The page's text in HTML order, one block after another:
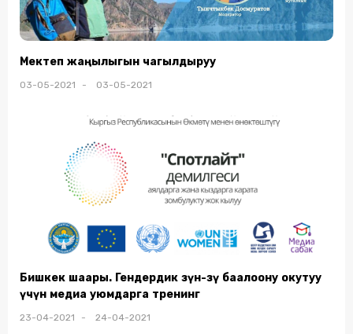
Мектеп жаңылыгын чагылдыруу
03-05-2021 - 03-05-2021
Бишкек шаары. Гендердик өзүн-өзү баалоону окутуу
үчүн медиа уюмдарга тренинг
23-04-2021 - 24-04-2021